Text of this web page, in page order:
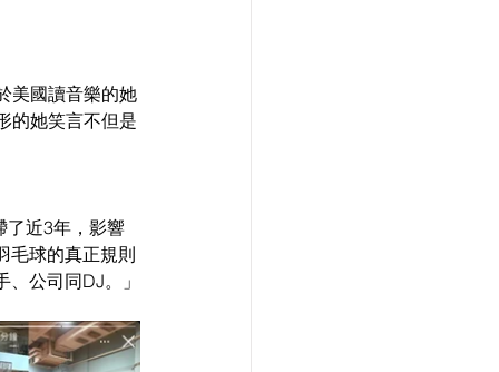
美國讀音樂的她
的她笑言不但是
了近3年，影響
毛球的真正規則
公司同DJ。」